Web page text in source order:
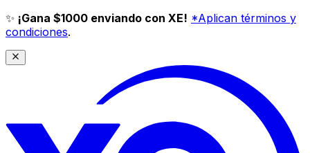
✨ ¡Gana $1000 enviando con XE! *Aplican términos y
condiciones.